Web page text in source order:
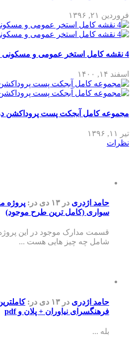
فروردین ۲۱, ۱۳۹۶
4 نقشه کامل استخر عمومی و مسکونی DWG
اسفند ۱۴, ۱۴۰۰
مجموعه کامل آبجکت پست پروداکشن
تیر ۱۱, ۱۳۹۶
نظرات
حامد اژدری در ۱۳ دی در: پروژه
سواری (کامل ترین طرح موجود)
قسمت مدارک موجود در این
شامل چه چیز هایی هست ...
حامد اژدری در ۱۳ دی در:
فرهنگسرای نیاوران + پلان و pdf
بله ...